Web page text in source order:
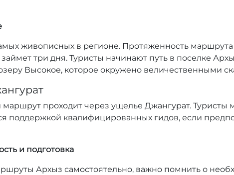
живописных в регионе. Протяженность маршрута
три дня. Туристы начинают путь в поселке
Высокое, которое окружено величественными
проходит через ущелье Джангурат. Туристы
поддержкой квалифицированных гидов, если
и подготовка
Архыз самостоятельно, важно помнить о